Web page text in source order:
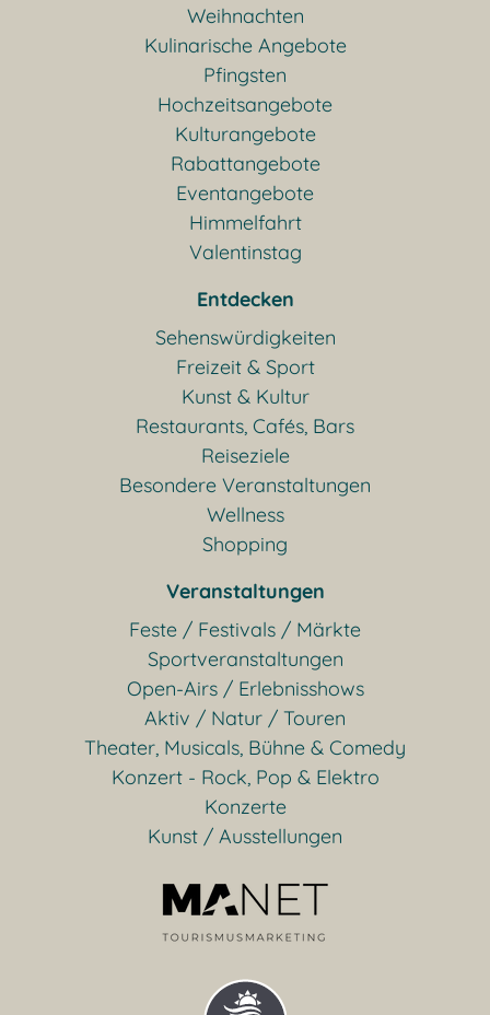
Weihnachten
Kulinarische Angebote
Pfingsten
Hochzeitsangebote
Kulturangebote
Rabattangebote
Eventangebote
Himmelfahrt
Valentinstag
Entdecken
Sehenswürdigkeiten
Freizeit & Sport
Kunst & Kultur
Restaurants, Cafés, Bars
Reiseziele
Besondere Veranstaltungen
Wellness
Shopping
Veranstaltungen
Feste / Festivals / Märkte
Sportveranstaltungen
Open-Airs / Erlebnisshows
Aktiv / Natur / Touren
Theater, Musicals, Bühne & Comedy
Konzert - Rock, Pop & Elektro
Konzerte
Kunst / Ausstellungen